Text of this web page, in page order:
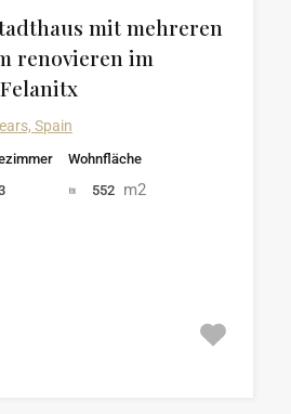
mit mehreren
renovieren im
Spain
Wohnfläche
552 m2